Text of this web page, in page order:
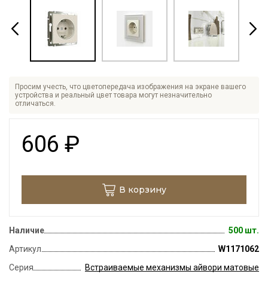
Просим учесть, что цветопередача изображения на экране вашего
устройства и реальный цвет товара могут незначительно
отличаться.
606 ₽
В корзину
Наличие
500 шт.
Артикул
W1171062
Серия
Встраиваемые механизмы айвори матовые